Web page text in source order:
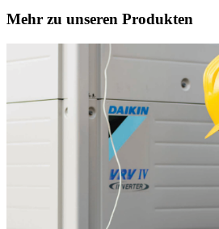
Mehr zu unseren Produkten